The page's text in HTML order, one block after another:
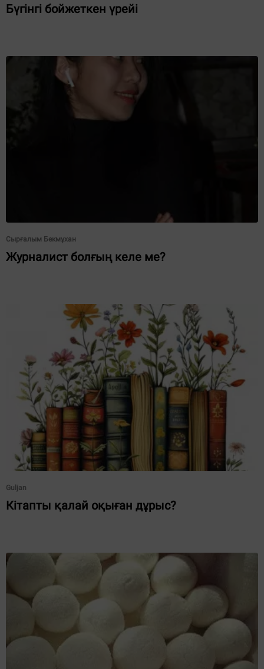
Бүгінгі бойжеткен үрейі
Сырғалым Бекмұхан
Журналист болғың келе ме?
Guljan
Кітапты қалай оқыған дұрыс?